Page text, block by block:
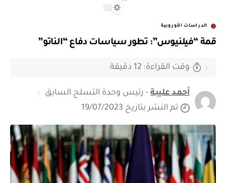
الدراسات الأوروبية
قمة “فيلنيوس”: تطور سياسات دفاع “الناتو”
أحمد عليبة- رئيس وحدة التسلح السابق
تم النشر بتاريخ 19/07/2023
وقت القراءة: 12 دقيقة